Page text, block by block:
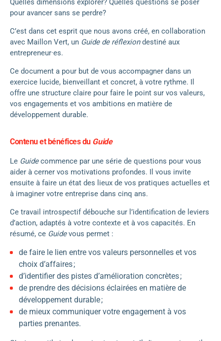
Quelles dimensions explorer? Quelles questions se poser
pour avancer sans se perdre?
C’est dans cet esprit que nous avons créé, en collaboration
avec Maillon Vert, un Guide de réflexiondestiné aux
entrepreneur·es.
Ce document a pour but de vous accompagner dans un
exercice lucide, bienveillant et concret, à votre rythme. Il
offre une structure claire pour faire le point sur vos valeurs,
vos engagements et vos ambitions en matière de
développement durable.
Contenu et bénéfices du Guide
Le Guidecommence par une série de questions pour vous
aider à cerner vos motivations profondes. Il vous invite
ensuite à faire un état des lieux de vos pratiques actuelles et
à imaginer votre entreprise dans cinq ans.
Ce travail introspectif débouche sur l’identification de leviers
d’action, adaptés à votre contexte et à vos capacités. En
résumé, ce Guidevous permet :
de faire le lien entre vos valeurs personnelles et vos
choix d’affaires ;
d’identifier des pistes d’amélioration concrètes ;
de prendre des décisions éclairées en matière de
développement durable ;
de mieux communiquer votre engagement à vos
parties prenantes.